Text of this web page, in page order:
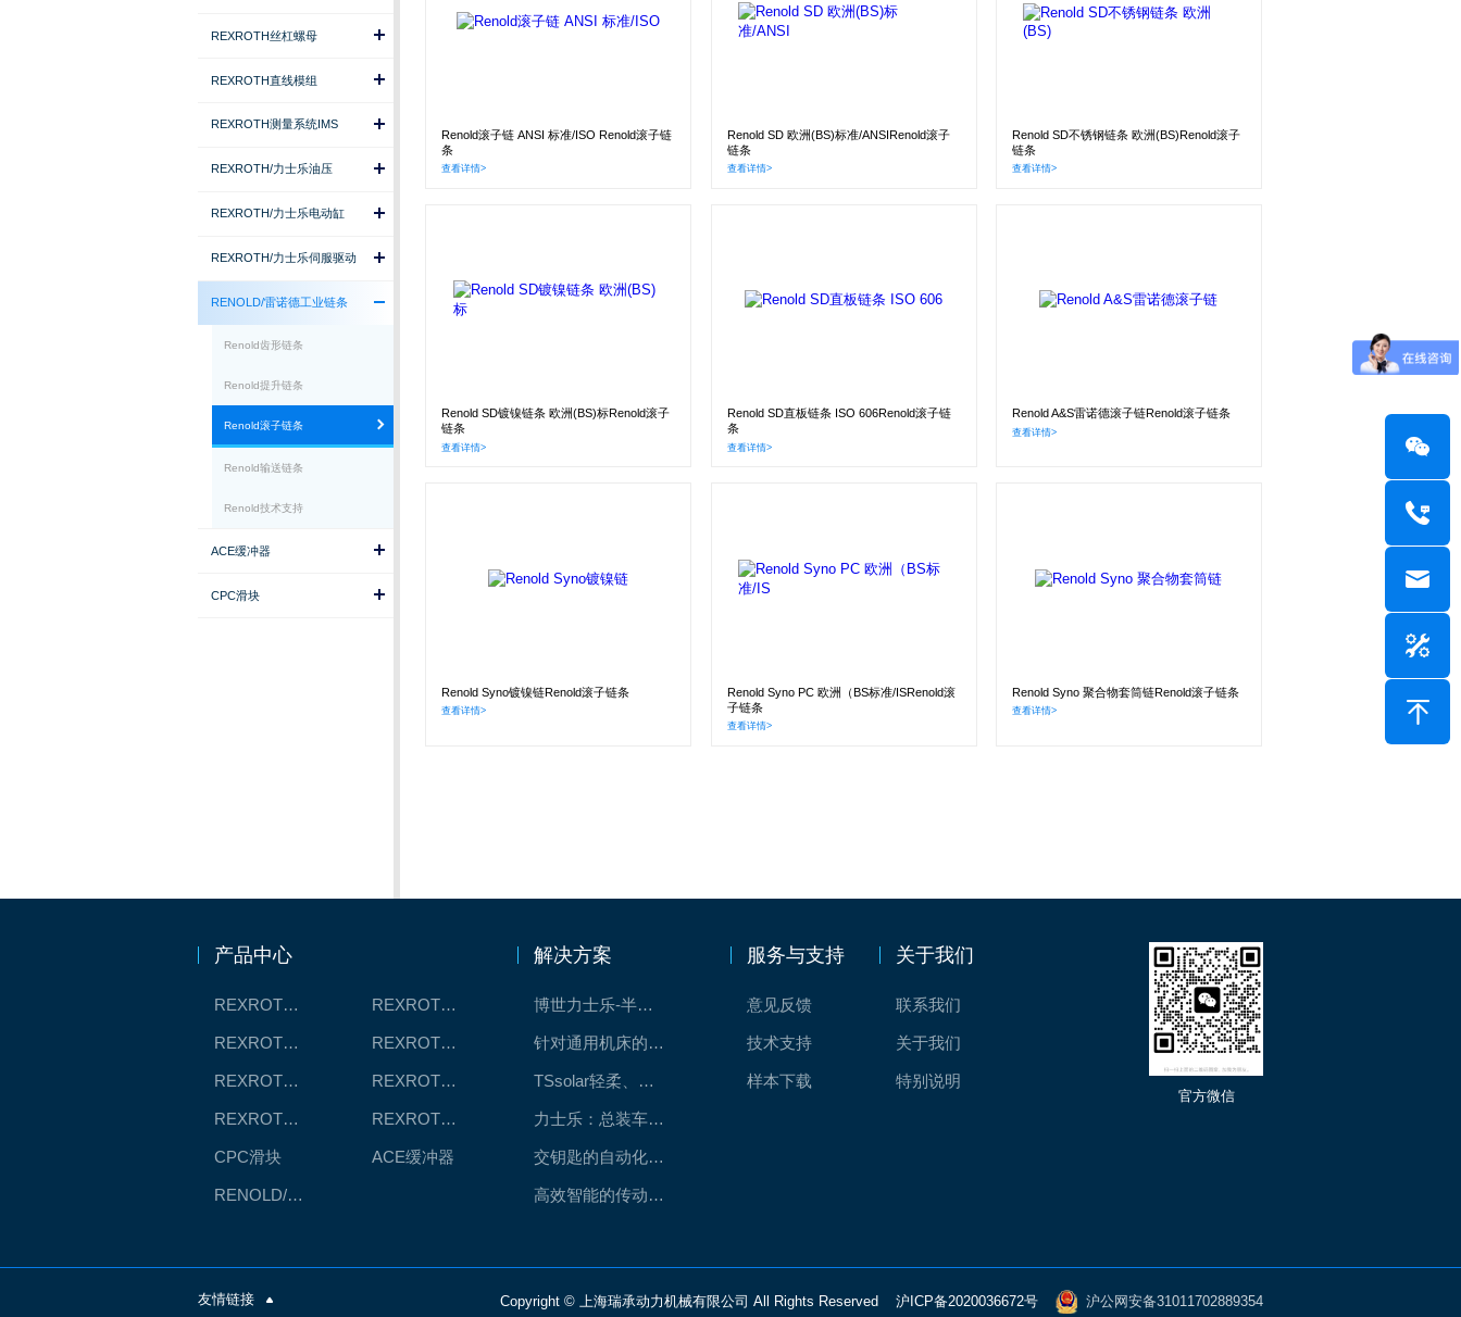
REXROTH丝杠螺母
REXROTH直线模组
REXROTH测量系统IMS
REXROTH/力士乐油压
REXROTH/力士乐电动缸
REXROTH/力士乐伺服驱动
RENOLD/雷诺德工业链条
Renold齿形链条
Renold提升链条
Renold滚子链条
Renold输送链条
Renold技术支持
ACE缓冲器
CPC滑块
Renold滚子链 ANSI 标准/ISO Renold滚子链
条
查看详情>
Renold SD 欧洲(BS)标准/ANSIRenold滚子
链条
查看详情>
Renold SD不锈钢链条 欧洲(BS)Renold滚子
链条
查看详情>
Renold SD镀镍链条 欧洲(BS)标Renold滚子
链条
查看详情>
Renold SD直板链条 ISO 606Renold滚子链
条
查看详情>
Renold A&S雷诺德滚子链Renold滚子链条
查看详情>
Renold Syno镀镍链Renold滚子链条
查看详情>
Renold Syno PC 欧洲（BS标准/ISRenold滚
子链条
查看详情>
Renold Syno 聚合物套筒链Renold滚子链条
查看详情>
产品中心
REXROTH工厂解决方案 REXROTH/力士乐线性产品
REXROTH丝杠螺母 REXROTH直线模组
REXROTH测量系统IMS REXROTH/力士乐电动缸
REXROTH/力士乐油压 REXROTH/力士乐伺服驱动
CPC滑块 ACE缓冲器
RENOLD/雷诺德工业链条
解决方案
博世力士乐-半导体工业的自动控制解决方案
针对通用机床的CNC系统解决方案
TSsolar轻柔、洁净、高效而理想的太阳能模块生产系统
力士乐：总装车间自动化合作伙伴
交钥匙的自动化解决方案
高效智能的传动与控制系统-金属切割机床
服务与支持
意见反馈
技术支持
样本下载
关于我们
联系我们
关于我们
特别说明
官方微信
友情链接 Copyright © 上海瑞承动力机械有限公司 All Rights Reserved 沪ICP备2020036672号 沪公网安备31011702889354